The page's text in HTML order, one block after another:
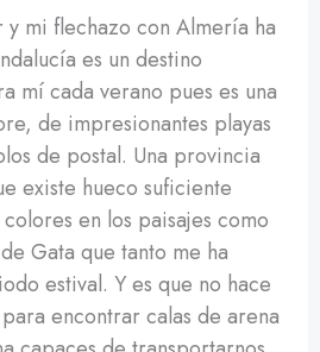
y mi flechazo con Almería ha
es un destino
mí cada verano pues es una
de impresionantes playas
de postal. Una provincia
existe hueco suficiente
en los paisajes como
Gata que tanto me ha
estival. Y es que no hace
encontrar calas de arena